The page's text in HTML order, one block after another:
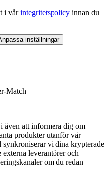
i vårintegritetspolicy innan du
inställningar
Match
även att informera dig om
produkter utanför vår
synkroniserar vi dina krypterade
leverantörer och
om du redan